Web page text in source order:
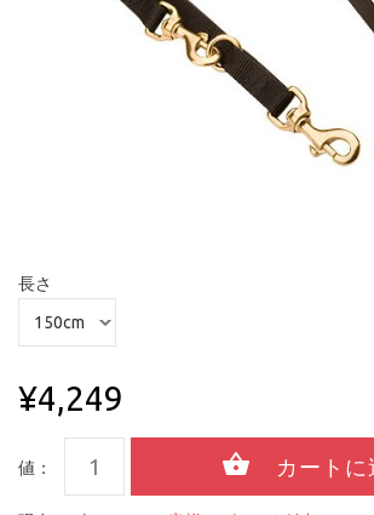
長さ
¥4,249
値：